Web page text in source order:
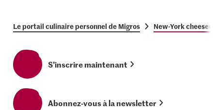
Le portail culinaire personnel de Migros New-York
S’inscrire maintenant
Abonnez-vous à la newsletter